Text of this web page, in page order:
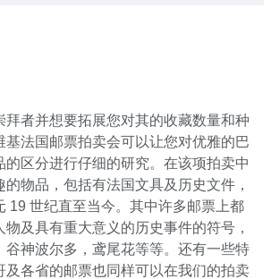
拜者并想要拓展您对其的收藏数量和种
基法国邮票拍卖会可以让您对优雅的巴
的区分进行仔细的研究。在该项拍卖中
物品，包括有法国文具及历史文件，
19 世纪直至当今。其中许多邮票上都
及具有重大意义的历史事件的符号，
谷神波尔多，鸢尾花等等。还有一些特
及各省的邮票也同样可以在我们的拍卖